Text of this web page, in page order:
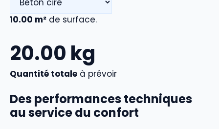
10.00 m² de surface.
20.00 kg
Quantité totale à prévoir
Des performances techniques
au service du confort